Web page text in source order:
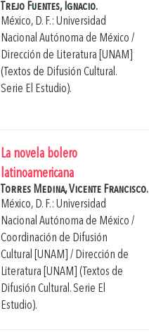
Trejo Fuentes, Ignacio.
México, D. F.: Universidad
Nacional Autónoma de México /
Dirección de Literatura [UNAM]
(Textos de Difusión Cultural.
Serie El Estudio).
La novela bolero
latinoamericana
Torres Medina, Vicente Francisco.
México, D. F.: Universidad
Nacional Autónoma de México /
Coordinación de Difusión
Cultural [UNAM] / Dirección de
Literatura [UNAM] (Textos de
Difusión Cultural. Serie El
Estudio).